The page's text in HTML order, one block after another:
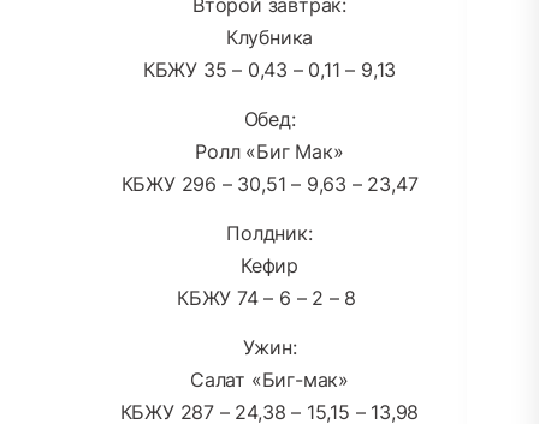
Клубника
КБЖУ 35 – 0,43 – 0,11 – 9,13
Обед:
Ролл «Биг Мак»
КБЖУ 296 – 30,51 – 9,63 – 23,47
Полдник:
Кефир
КБЖУ 74 – 6 – 2 – 8
Ужин:
Салат «Биг-мак»
КБЖУ 287 – 24,38 – 15,15 – 13,98